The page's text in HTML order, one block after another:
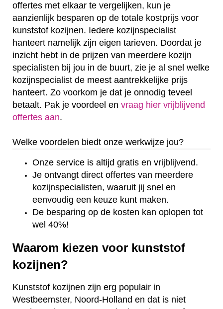
offertes met elkaar te vergelijken, kun je
aanzienlijk besparen op de totale kostprijs voor
kunststof kozijnen. Iedere kozijnspecialist
hanteert namelijk zijn eigen tarieven. Doordat je
inzicht hebt in de prijzen van meerdere kozijn
specialisten bij jou in de buurt, zie je al snel welke
kozijnspecialist de meest aantrekkelijke prijs
hanteert. Zo voorkom je dat je onnodig teveel
betaalt. Pak je voordeel en vraag hier vrijblijvend
offertes aan.
Welke voordelen biedt onze werkwijze jou?
Onze service is altijd gratis en vrijblijvend.
Je ontvangt direct offertes van meerdere
kozijnspecialisten, waaruit jij snel en
eenvoudig een keuze kunt maken.
De besparing op de kosten kan oplopen tot
wel 40%!
Waarom kiezen voor kunststof
kozijnen?
Kunststof kozijnen zijn erg populair in
Westbeemster, Noord-Holland en dat is niet